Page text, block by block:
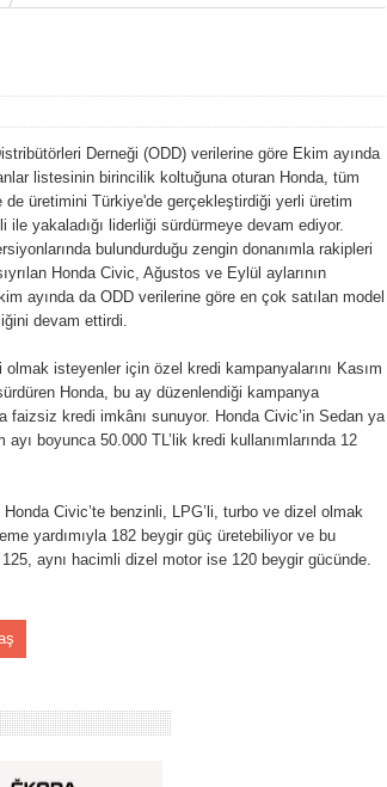
Derneği (ODD) verilerine göre Ekim ayında
listesinin birincilik koltuğuna oturan Honda, tüm
de üretimini Türkiye'de gerçekleştirdiği yerli üretim
ile yakaladığı liderliği sürdürmeye devam ediyor.
bulundurduğu zengin donanımla rakipleri
Honda Civic, Ağustos ve Eylül aylarının
ayında da ODD verilerine göre en çok satılan model
devam ettirdi.
isteyenler için özel kredi kampanyalarını Kasım
Honda, bu ay düzenlendiği kampanya
faizsiz kredi imkânı sunuyor. Honda Civic’in Sedan ya
boyunca 50.000 TL’lik kredi kullanımlarında 12
Civic’te benzinli, LPG’li, turbo ve dizel olmak
yardımıyla 182 beygir güç üretebiliyor ve bu
aynı hacimli dizel motor ise 120 beygir gücünde.